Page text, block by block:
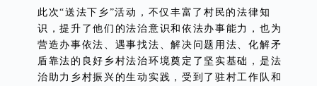
此次“送法下乡”活动，不仅丰富了村民的法律知
识，提升了他们的法治意识和依法办事能力，也为
营造办事依法、遇事找法、解决问题用法、化解矛
盾靠法的良好乡村法治环境奠定了坚实基础，是法
治助力乡村振兴的生动实践，受到了驻村工作队和